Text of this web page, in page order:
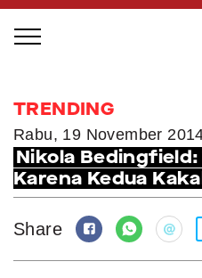
LOCAL GREATNESS
INSPIRING PEOPLE
INSPIRING PRODUCTS
INSPIRING PLACES
INSPIRING
TRENDING
Rabu, 19 November
Nikola
Karena Kedua
Share